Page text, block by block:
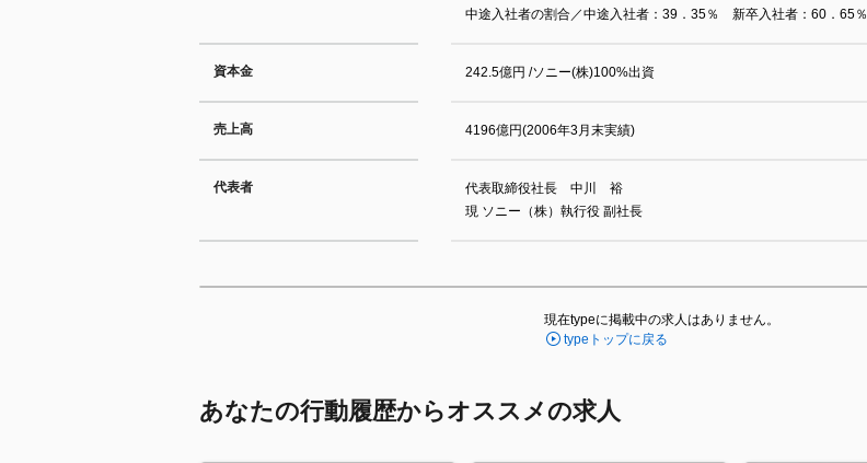
中途入社者の割合／中途入社者：39．35％ 新卒入社者：60．65％
資本金 242.5億円 /ソニー(株)100%出資
売上高 4196億円(2006年3月末実績)
代表者
代表取締役社長 中川 裕
現 ソニー（株）執行役 副社長
現在typeに掲載中の求人はありません。
typeトップに戻る
あなたの行動履歴からオススメの求人